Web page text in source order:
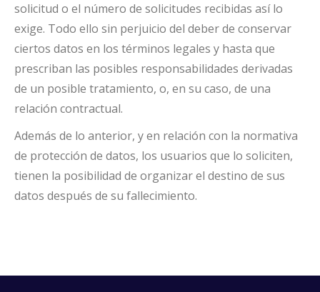
solicitud o el número de solicitudes recibidas así lo
exige. Todo ello sin perjuicio del deber de conservar
ciertos datos en los términos legales y hasta que
prescriban las posibles responsabilidades derivadas
de un posible tratamiento, o, en su caso, de una
relación contractual.
Además de lo anterior, y en relación con la normativa
de protección de datos, los usuarios que lo soliciten,
tienen la posibilidad de organizar el destino de sus
datos después de su fallecimiento.